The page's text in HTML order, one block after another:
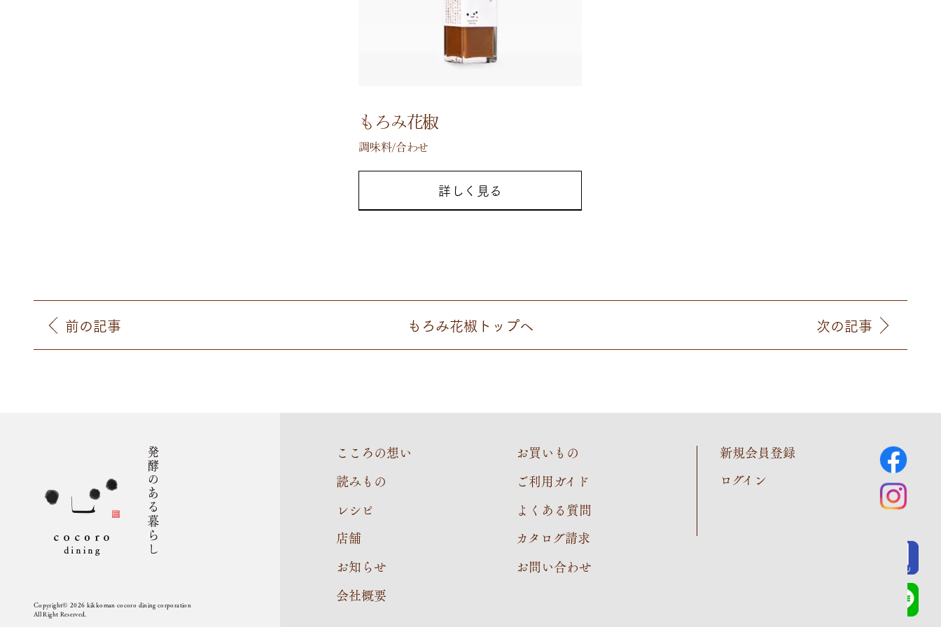
もろみ花椒
調味料/合わせ
詳しく見る
前の記事 もろみ花椒 トップへ 次の記事
こころの想い
読みもの
レシピ
店舗
お知らせ
会社概要
お買いもの
ご利用ガイド
よくある質問
カタログ請求
お問い合わせ
新規会員登録
ログイン
Copyright© 2026 kikkoman cocoro dining corporation
All Right Reserved.